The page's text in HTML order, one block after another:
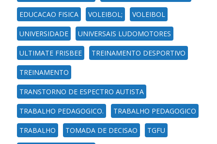
EDUCACAO FISICA VOLEIBOL; VOLEIBOL
UNIVERSIDADE UNIVERSAIS LUDOMOTORES
ULTIMATE FRISBEE TREINAMENTO DESPORTIVO
TREINAMENTO
TRANSTORNO DE ESPECTRO AUTISTA
TRABALHO PEDAGOGICO. TRABALHO PEDAGOGICO
TRABALHO TOMADA DE DECISAO TGFU